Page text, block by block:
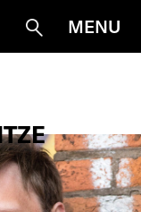
Suche
MENU